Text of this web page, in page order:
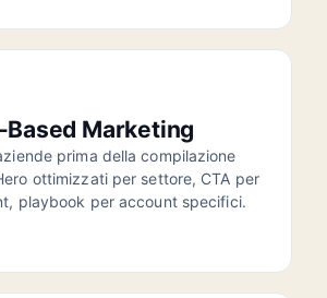
Marketing
prima della compilazione
ottimizzati per settore, CTA per
playbook per account specifici.